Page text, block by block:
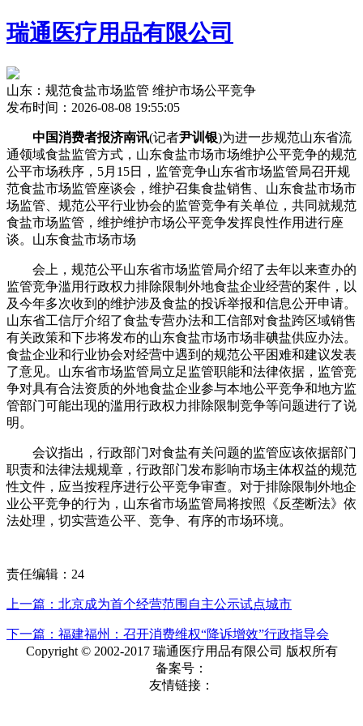
瑞通医疗用品有限公司
山东：规范食盐市场监管 维护市场公平竞争
发布时间：2026-08-08 19:55:05
中国消费者报济南讯(记者尹训银)为进一步规范山东省流
通领域食盐监管方式，山东食盐市场市场维护公平竞争的规范
公平市场秩序，5月15日，监管竞争山东省市场监管局召开规
范食盐市场监管座谈会，维护召集食盐销售、山东食盐市场市
场监管、规范公平行业协会的监管竞争有关单位，共同就规范
食盐市场监管，维护维护市场公平竞争发挥良性作用进行座
谈。山东食盐市场市场
会上，规范公平山东省市场监管局介绍了去年以来查办的
监管竞争滥用行政权力排除限制外地食盐企业经营的案件，以
及今年多次收到的维护涉及食盐的投诉举报和信息公开申请。
山东省工信厅介绍了食盐专营办法和工信部对食盐跨区域销售
有关政策和下步将发布的山东食盐市场市场非碘盐供应办法。
食盐企业和行业协会对经营中遇到的规范公平困难和建议发表
了意见。山东省市场监管局立足监管职能和法律依据，监管竞
争对具有合法资质的外地食盐企业参与本地公平竞争和地方监
管部门可能出现的滥用行政权力排除限制竞争等问题进行了说
明。
会议指出，行政部门对食盐有关问题的监管应该依据部门
职责和法律法规规章，行政部门发布影响市场主体权益的规范
性文件，应当按程序进行公平竞争审查。对于排除限制外地企
业公平竞争的行为，山东省市场监管局将按照《反垄断法》依
法处理，切实营造公平、竞争、有序的市场环境。
责任编辑：24
上一篇：北京成为首个经营范围自主公示试点城市
下一篇：福建福州：召开消费维权“降诉增效”行政指导会
Copyright © 2002-2017 瑞通医疗用品有限公司 版权所有
备案号：
友情链接：